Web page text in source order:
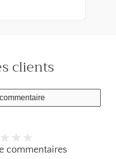
clients
commentaires